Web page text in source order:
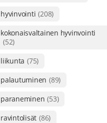
hyvinvointi (208)
kokonaisvaltainen hyvinvointi
(52)
liikunta (75)
palautuminen (89)
paraneminen (53)
ravintolisät (86)